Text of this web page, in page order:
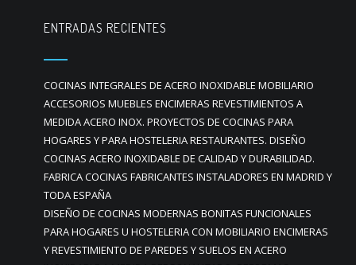
ENTRADAS RECIENTES
COCINAS INTEGRALES DE ACERO INOXIDABLE MOBILIARIO
ACCESORIOS MUEBLES ENCIMERAS REVESTIMIENTOS A
MEDIDA ACERO INOX. PROYECTOS DE COCINAS PARA
HOGARES Y PARA HOSTELERIA RESTAURANTES. DISEÑO
COCINAS ACERO INOXIDABLE DE CALIDAD Y DURABILIDAD.
FABRICA COCINAS FABRICANTES INSTALADORES EN MADRID Y
TODA ESPAÑA
DISEÑO DE COCINAS MODERNAS BONITAS FUNCIONALES
PARA HOGARES U HOSTELERIA CON MOBILIARIO ENCIMERAS
Y REVESTIMIENTO DE PAREDES Y SUELOS EN ACERO